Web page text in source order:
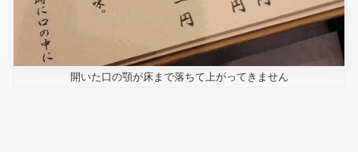
開いた口の顎が床まで落ちて上がってきません